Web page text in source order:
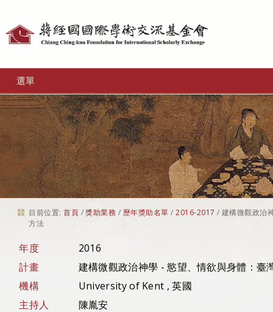
選單
目前位置: 首頁 /獎助業務 / 歷年獎助名單 /2016-2017 / 建構微觀政治
方法
年度
2016
計畫
建構微觀政治神學 - 慾望、情欲與身體：臺
機構
University of Kent , 英國
主持人
陳胤安